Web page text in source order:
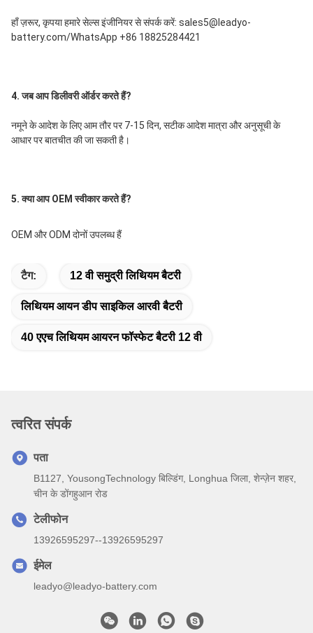
हाँ ज़रूर, कृपया हमारे सेल्स इंजीनियर से संपर्क करें: sales5@leadyo-
battery.com/WhatsApp +86 18825284421
4. जब आप डिलीवरी ऑर्डर करते हैं?
नमूने के आदेश के लिए आम तौर पर 7-15 दिन, सटीक आदेश मात्रा और अनुसूची के
आधार पर बातचीत की जा सकती है।
5. क्या आप OEM स्वीकार करते हैं?
OEM और ODM दोनों उपलब्ध हैं
टैग: 12 वी समुद्री लिथियम बैटरी
लिथियम आयन डीप साइकिल आरवी बैटरी
40 एएच लिथियम आयरन फॉस्फेट बैटरी 12 वी
त्वरित संपर्क
पता
B1127, YousongTechnology बिल्डिंग, Longhua जिला, शेन्ज़ेन शहर,
चीन के डोंगहुआन रोड
टेलीफोन
13926595297--13926595297
ईमेल
leadyo@leadyo-battery.com